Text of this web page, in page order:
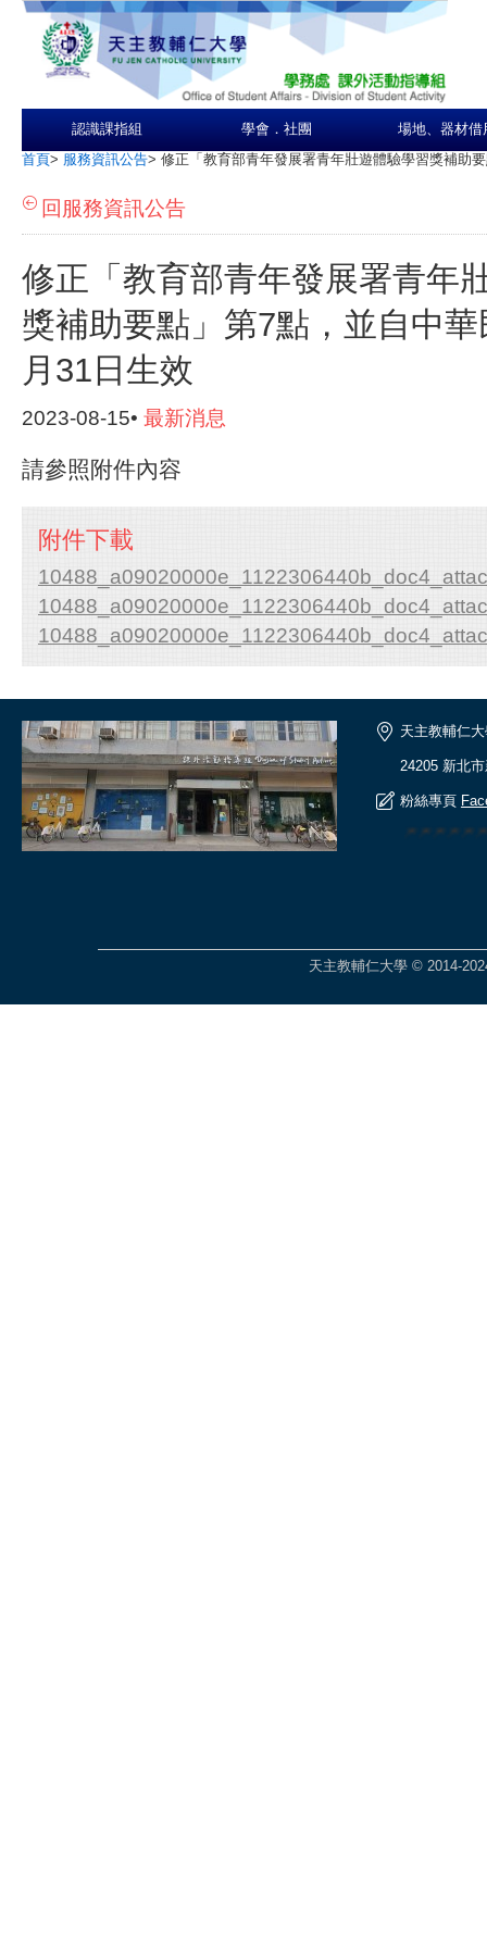
認識課指組 學會．社團 場地、器材借
首頁> 服務資訊公告> 修正「教育部青年發展署青年壯遊體驗學習獎補助
回服務資訊公告
修正「教育部青年發展署青年
獎補助要點」第7點，並自中
月31日生效
2023-08-15• 最新消息
請參照附件內容
附件下載
天主教輔仁
24205 新北
粉絲專頁
天主教輔仁大學 © 2014-